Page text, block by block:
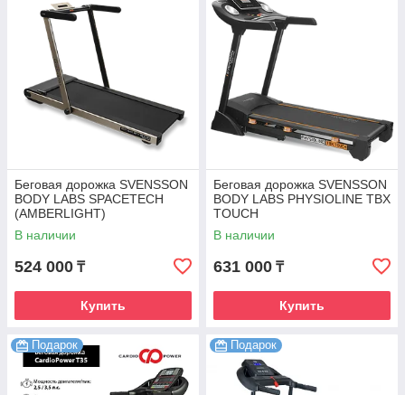
Беговая дорожка SVENSSON
BODY LABS SPACETECH
(AMBERLIGHT)
В наличии
524 000 ₸
Купить
Беговая дорожка SVENSSON
BODY LABS PHYSIOLINE TBX
TOUCH
В наличии
631 000 ₸
Купить
Подарок Подарок